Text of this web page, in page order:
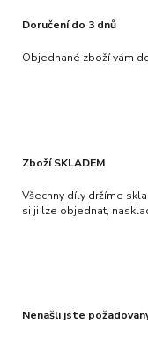
Doručení do 3 dnů
Objednané zboží vám
Zboží SKLADEM
Všechny díly držíme
si ji lze objednat,
Nenašli jste